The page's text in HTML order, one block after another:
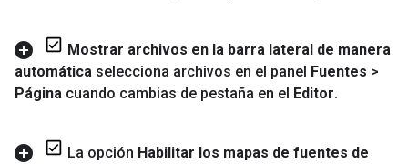
Mostrar archivos en la barra lateral de manera
automática selecciona archivos en el panel Fuentes >
Página cuando cambias de pestaña en el Editor.
La opción Habilitar los mapas de fuentes de